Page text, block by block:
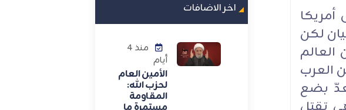
أمريكا
لكن
العالم
العرب
بضع
اخر الاضافات
منذ 4
أيام
الأمين العام
لحزب الله:
المقاومة